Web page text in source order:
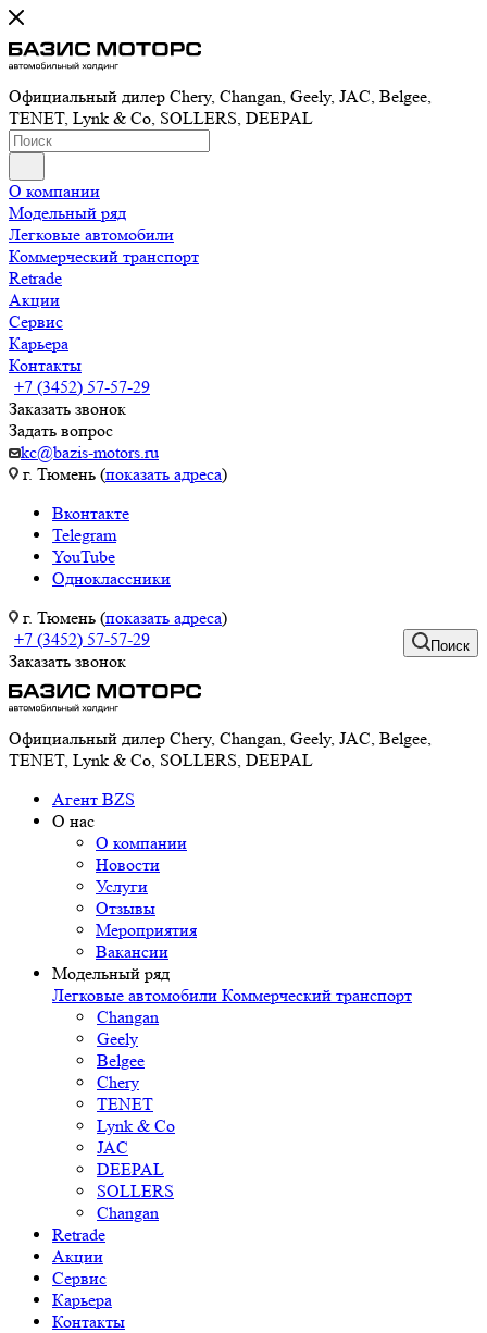
Официальный дилер Chery, Changan, Geely, JAC, Belgee,
TENET, Lynk & Co, SOLLERS, DEEPAL
О компании
Модельный ряд
Легковые автомобили
Коммерческий транспорт
Retrade
Акции
Сервис
Карьера
Контакты
+7 (3452) 57-57-29
Заказать звонок
Задать вопрос
kc@bazis-motors.ru
г. Тюмень (показать адреса)
Вконтакте
Telegram
YouTube
Одноклассники
г. Тюмень (показать адреса)
Поиск
+7 (3452) 57-57-29
Заказать звонок
Официальный дилер Chery, Changan, Geely, JAC, Belgee,
TENET, Lynk & Co, SOLLERS, DEEPAL
Агент BZS
О нас
О компании
Новости
Услуги
Отзывы
Мероприятия
Вакансии
Модельный ряд
Легковые автомобили Коммерческий транспорт
Changan
Geely
Belgee
Chery
TENET
Lynk & Co
JAC
DEEPAL
SOLLERS
Changan
Retrade
Акции
Сервис
Карьера
Контакты